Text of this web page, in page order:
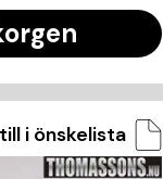
i önskelista